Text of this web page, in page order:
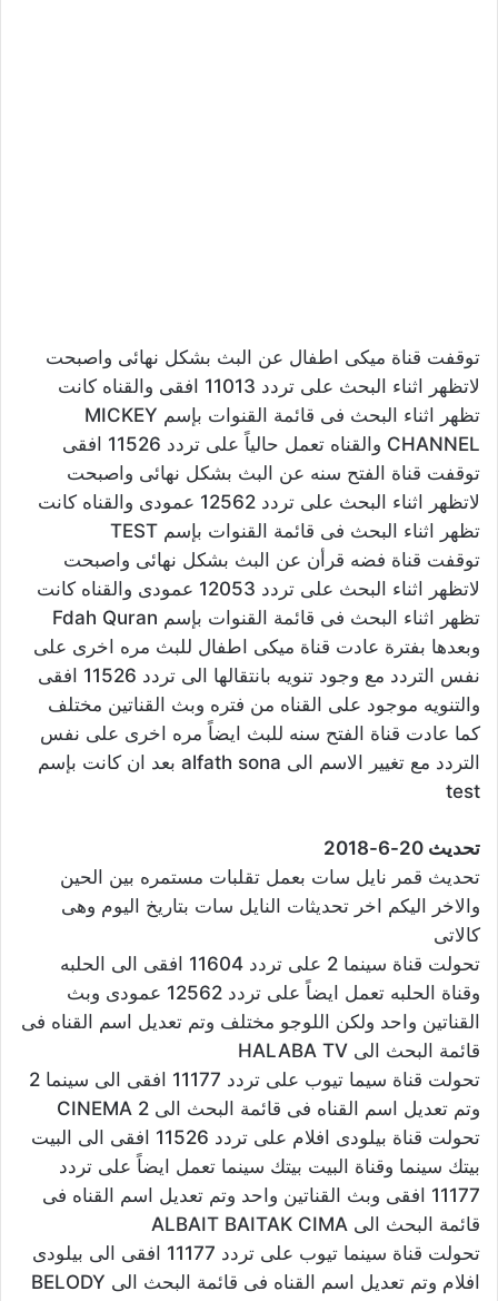
توقفت قناة ميكى اطفال عن البث بشكل نهائى واصبحت
لاتظهر اثناء البحث على تردد 11013 افقى والقناه كانت
تظهر اثناء البحث فى قائمة القنوات بإسم MICKEY
CHANNEL والقناه تعمل حالياً على تردد 11526 افقى
توقفت قناة الفتح سنه عن البث بشكل نهائى واصبحت
لاتظهر اثناء البحث على تردد 12562 عمودى والقناه كانت
تظهر اثناء البحث فى قائمة القنوات بإسم TEST
توقفت قناة فضه قرأن عن البث بشكل نهائى واصبحت
لاتظهر اثناء البحث على تردد 12053 عمودى والقناه كانت
تظهر اثناء البحث فى قائمة القنوات بإسم Fdah Quran
وبعدها بفترة عادت قناة ميكى اطفال للبث مره اخرى على
نفس التردد مع وجود تنويه بانتقالها الى تردد 11526 افقى
والتنويه موجود على القناه من فتره وبث القناتين مختلف
كما عادت قناة الفتح سنه للبث ايضاً مره اخرى على نفس
التردد مع تغيير الاسم الى alfath sona بعد ان كانت بإسم
test
تحديث 20-6-2018
تحديث قمر نايل سات بعمل تقلبات مستمره بين الحين
والاخر اليكم اخر تحديثات النايل سات بتاريخ اليوم وهى
كالاتى
تحولت قناة سينما 2 على تردد 11604 افقى الى الحلبه
وقناة الحلبه تعمل ايضاً على تردد 12562 عمودى وبث
القناتين واحد ولكن اللوجو مختلف وتم تعديل اسم القناه فى
قائمة البحث الى HALABA TV
تحولت قناة سيما تيوب على تردد 11177 افقى الى سينما 2
وتم تعديل اسم القناه فى قائمة البحث الى CINEMA 2
تحولت قناة بيلودى افلام على تردد 11526 افقى الى البيت
بيتك سينما وقناة البيت بيتك سينما تعمل ايضاً على تردد
11177 افقى وبث القناتين واحد وتم تعديل اسم القناه فى
قائمة البحث الى ALBAIT BAITAK CIMA
تحولت قناة سينما تيوب على تردد 11177 افقى الى بيلودى
افلام وتم تعديل اسم القناه فى قائمة البحث الى BELODY